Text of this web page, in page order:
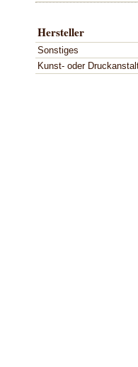
Hersteller
Sonstiges
Kunst- oder